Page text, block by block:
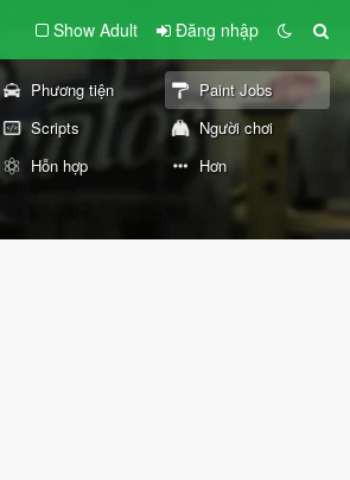
Show Adult Đăng nhập
Phương tiện
Paint Jobs
Scripts
Người chơi
Hỗn hợp Hơn